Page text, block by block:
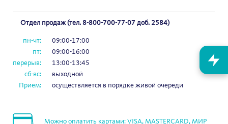
Отдел продаж (тел. 8-800-700-77-07 доб. 2584)
пн-чт:
09:00-17:00
пт:
09:00-16:00
перерыв:
13:00-13:45
сб-вс:
выходной
Прием:
осуществляется в порядке живой очереди
Можно оплатить картами: VISA, MASTERCARD, МИР